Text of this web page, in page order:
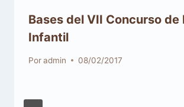
Bases del VII Concurso de
Infantil
Poradmin 08/02/2017